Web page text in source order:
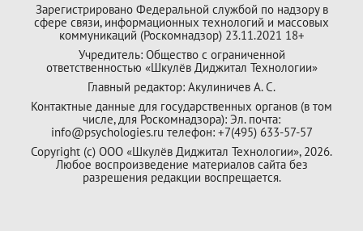
Зарегистрировано Федеральной службой по надзору в
сфере связи, информационных технологий и массовых
коммуникаций (Роскомнадзор) 23.11.2021 18+
Учредитель: Общество с ограниченной
ответственностью «Шкулёв Диджитал Технологии»
Главный редактор: Акулиничев А. С.
Контактные данные для государственных органов (в том
числе, для Роскомнадзора): Эл. почта:
info@psychologies.ru телефон: +7(495) 633-57-57
Copyright (с) ООО «Шкулёв Диджитал Технологии», 2026.
Любое воспроизведение материалов сайта без
разрешения редакции воспрещается.